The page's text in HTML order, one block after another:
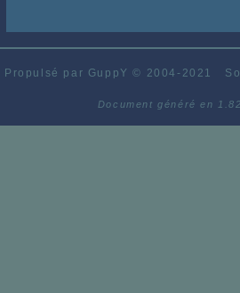
Propulsé par GuppY© 2004-2021
Document généré en